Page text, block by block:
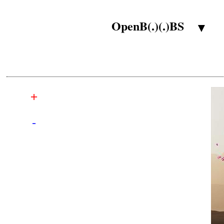
OpenB(.)(.)BS ▼
+
-